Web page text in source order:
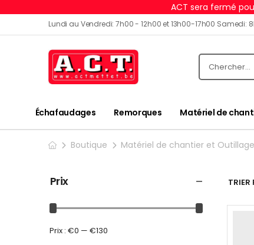
ACT sera fermé
Lundi au Vendredi: 7h00 - 12h00 et 13h00-17h00 Samedi:
Échafaudages Remorques Matériel de
Boutique Matériel de chantier et Outillage
Prix
Prix : €0 — €130
TRIER